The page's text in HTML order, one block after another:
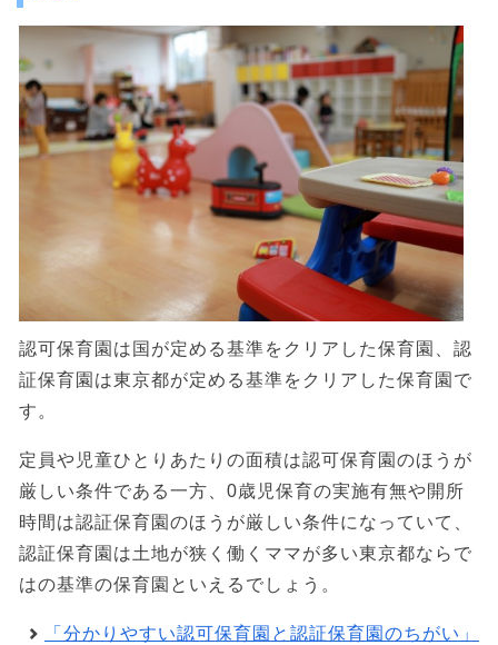
認可保育園は国が定める基準をクリアした保育園、認
証保育園は東京都が定める基準をクリアした保育園で
す。
定員や児童ひとりあたりの面積は認可保育園のほうが
厳しい条件である一方、0歳児保育の実施有無や開所
時間は認証保育園のほうが厳しい条件になっていて、
認証保育園は土地が狭く働くママが多い東京都ならで
はの基準の保育園といえるでしょう。
「分かりやすい認可保育園と認証保育園のちがい」